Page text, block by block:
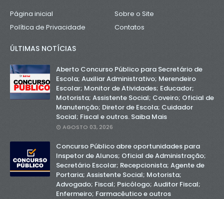
Página inicial
Sobre o Site
Política de Privacidade
Contatos
ÚLTIMAS NOTÍCIAS
Aberto Concurso Público para Secretário de
Escola; Auxiliar Administrativo; Merendeiro
Escolar; Monitor de Atividades; Educador;
Motorista; Assistente Social; Coveiro; Oficial de
Manutenção; Diretor de Escola; Cuidador
Social; Fiscal e outros. Saiba Mais
AGOSTO 03, 2026
Concurso Público abre oportunidades para
Inspetor de Alunos; Oficial de Administração;
Secretário Escolar; Recepcionista; Agente de
Portaria; Assistente Social; Motorista;
Advogado; Fiscal; Psicólogo; Auditor Fiscal;
Enfermeiro; Farmacêutico e outros